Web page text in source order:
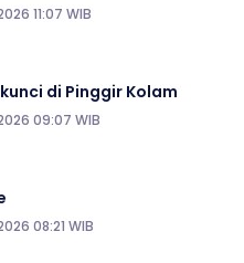
11:07 WIB
di Pinggir Kolam
09:07 WIB
08:21 WIB